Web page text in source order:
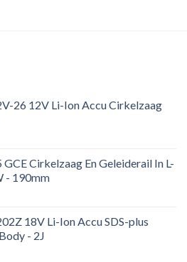
26 12V Li-Ion Accu Cirkelzaag
GCE Cirkelzaag En Geleiderail In L-
- 190mm
18V Li-Ion Accu SDS-plus
- 2J